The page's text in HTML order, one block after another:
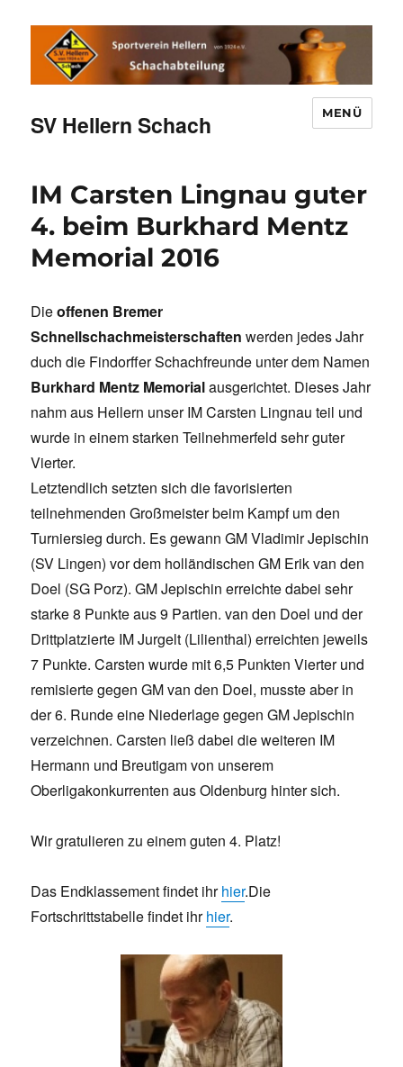
SV Hellern Schach MENÜ
IM Carsten Lingnau guter
4. beim Burkhard Mentz
Memorial 2016
Dieoffenen Bremer
Schnellschachmeisterschaften werden jedes Jahr
duch die Findorffer Schachfreunde unter dem Namen
Burkhard Mentz Memorialausgerichtet. Dieses Jahr
nahm aus Hellern unser IM Carsten Lingnau teil und
wurde in einem starken Teilnehmerfeld sehr guter
Vierter.
Letztendlich setzten sich die favorisierten
teilnehmenden Großmeister beim Kampf um den
Turniersieg durch. Es gewann GM Vladimir Jepischin
(SV Lingen) vor dem holländischen GM Erik van den
Doel (SG Porz). GM Jepischin erreichte dabei sehr
starke 8 Punkte aus 9 Partien. van den Doel und der
Drittplatzierte IM Jurgelt (Lilienthal) erreichten jeweils
7 Punkte. Carsten wurde mit 6,5 Punkten Vierter und
remisierte gegen GM van den Doel, musste aber in
der 6. Runde eine Niederlage gegen GM Jepischin
verzeichnen. Carsten ließ dabei die weiteren IM
Hermann und Breutigam von unserem
Oberligakonkurrenten aus Oldenburg hinter sich.
Wir gratulieren zu einem guten 4. Platz!
Das Endklassement findet ihrhier.Die
Fortschrittstabelle findet ihrhier.